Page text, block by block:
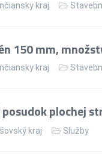
kraj
150 mm,
kraj
plochej
kraj Služby